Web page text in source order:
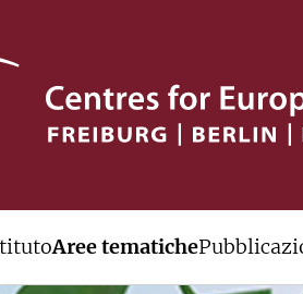
Aree tematiche